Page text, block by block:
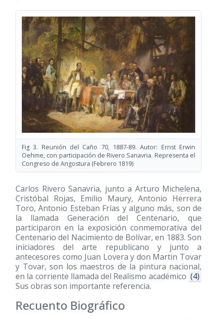
Fig 3. Reunión del Caño 70, 1887-89. Autor: Ernst Erwin
Oehme, con participación de Rivero Sanavria. Representa el
Congreso de Angostura (Febrero 1819)
Carlos Rivero Sanavria, junto a Arturo Michelena,
Cristóbal Rojas, Emilio Maury, Antonio Herrera
Toro, Antonio Esteban Frías y alguno más, son de
la llamada Generación del Centenario, que
participaron en la exposición conmemorativa del
Centenario del Nacimiento de Bolívar, en 1883. Son
iniciadores del arte republicano y junto a
antecesores como Juan Lovera y don Martin Tovar
y Tovar, son los maestros de la pintura nacional,
en la corriente llamada del Realismo académico (4)
Sus obras son importante referencia.
Recuento Biográfico